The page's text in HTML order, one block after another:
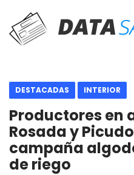
DESTACADAS INTERIOR
Productores en
Rosada y
campaña
de riego